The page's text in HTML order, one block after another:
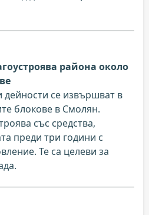
района около
се извършват в
блокове в Смолян.
със средства,
преди три години с
Те са целеви за